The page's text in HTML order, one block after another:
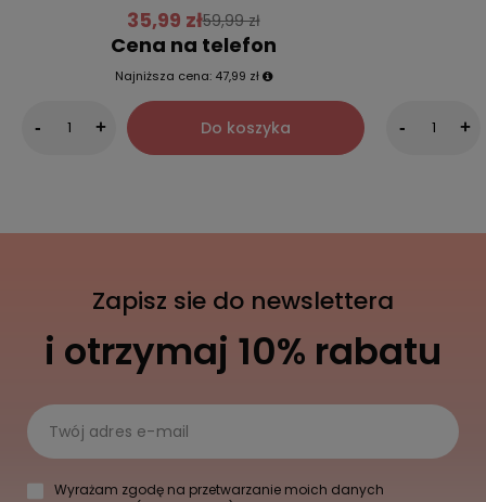
35,99 zł59,99 zł
Cena na telefon
Najniższa cena: 47,99 zł
- + Do koszyka - +
Zapisz sie do newslettera
i otrzymaj 10% rabatu
Twój adres e-mail
Wyrażam zgodę na przetwarzanie moich danych